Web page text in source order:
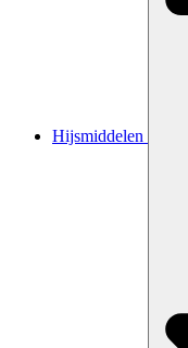
Hijsmiddelen